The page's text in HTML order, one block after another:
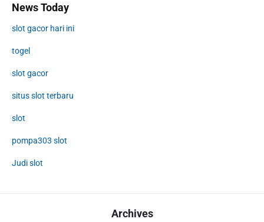
News Today
slot gacor hari ini
togel
slot gacor
situs slot terbaru
slot
pompa303 slot
Judi slot
Archives